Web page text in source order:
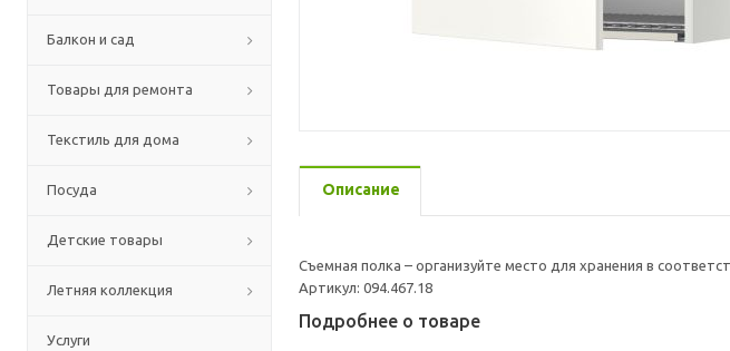
Балкон и сад
Товары для ремонта
Текстиль для дома
Посуда
Детские товары
Летняя коллекция
Услуги
Описание
Съемная полка – организуйте место для хранения в
Артикул: 094.467.18
Подробнее о товаре